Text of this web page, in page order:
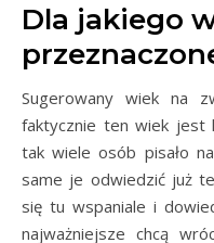
Dla jakiego
Sugerowany wiek na
faktycznie ten wiek jest
tak wiele osób pisało
same je odwiedzić już
się tu wspaniale i
najważniejsze chcą